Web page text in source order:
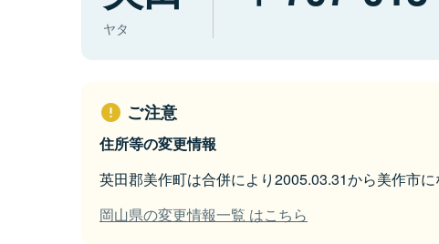
ヤタ
ご注意
住所等の変更情報
英田郡美作町は合併により2005.03.31から美作市に
岡山県の変更情報一覧 はこちら